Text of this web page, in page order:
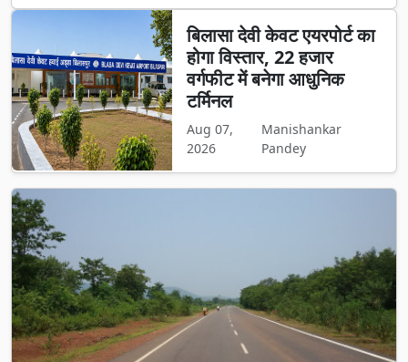
बिलासा देवी केवट एयरपोर्ट का
होगा विस्तार, 22 हजार
वर्गफीट में बनेगा आधुनिक
टर्मिनल
Aug 07,
2026
Manishankar
Pandey